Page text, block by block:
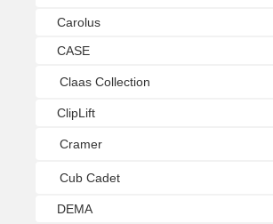
Carolus
CASE
Claas Collection
ClipLift
Cramer
Cub Cadet
DEMA